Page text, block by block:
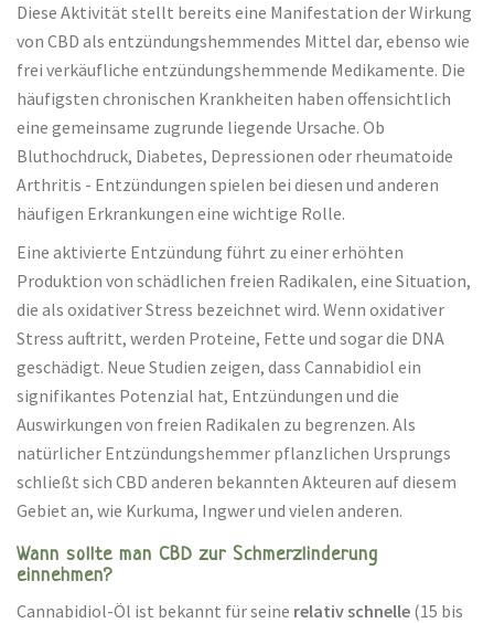
Diese Aktivität stellt bereits eine Manifestation der Wirkung
von CBD als entzündungshemmendes Mittel dar, ebenso wie
frei verkäufliche entzündungshemmende Medikamente. Die
häufigsten chronischen Krankheiten haben offensichtlich
eine gemeinsame zugrunde liegende Ursache. Ob
Bluthochdruck, Diabetes, Depressionen oder rheumatoide
Arthritis - Entzündungen spielen bei diesen und anderen
häufigen Erkrankungen eine wichtige Rolle.
Eine aktivierte Entzündung führt zu einer erhöhten
Produktion von schädlichen freien Radikalen, eine Situation,
die als oxidativer Stress bezeichnet wird. Wenn oxidativer
Stress auftritt, werden Proteine, Fette und sogar die DNA
geschädigt. Neue Studien zeigen, dass Cannabidiol ein
signifikantes Potenzial hat, Entzündungen und die
Auswirkungen von freien Radikalen zu begrenzen. Als
natürlicher Entzündungshemmer pflanzlichen Ursprungs
schließt sich CBD anderen bekannten Akteuren auf diesem
Gebiet an, wie Kurkuma, Ingwer und vielen anderen.
Wann sollte man CBD zur Schmerzlinderung
einnehmen?
Cannabidiol-Öl ist bekannt für seine relativ schnelle (15 bis